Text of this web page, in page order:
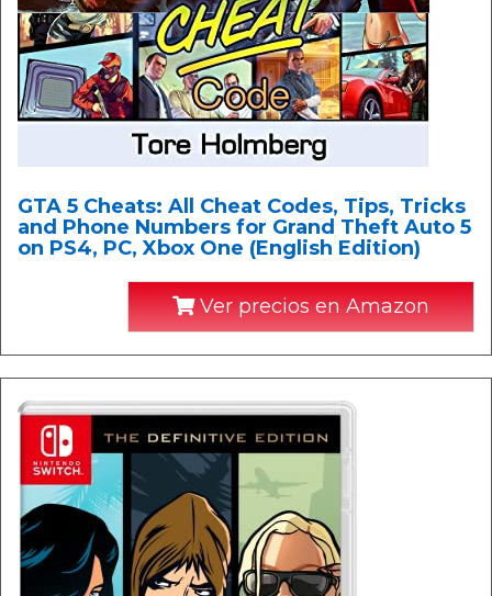
GTA 5 Cheats: All Cheat Codes, Tips, Tricks
and Phone Numbers for Grand Theft Auto 5
on PS4, PC, Xbox One (English Edition)
Ver precios en Amazon